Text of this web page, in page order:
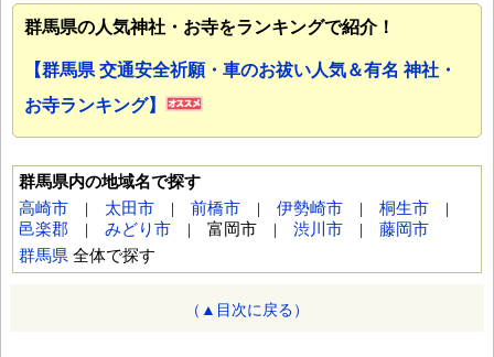
群馬県の人気神社・お寺をランキングで紹介！
【群馬県 交通安全祈願・車のお祓い人気＆有名 神社・
お寺ランキング】
群馬県内の地域名で探す
高崎市 | 太田市 | 前橋市 | 伊勢崎市 | 桐生市 |
邑楽郡 | みどり市 | 富岡市 | 渋川市 | 藤岡市
群馬県 全体で探す
（▲目次に戻る）